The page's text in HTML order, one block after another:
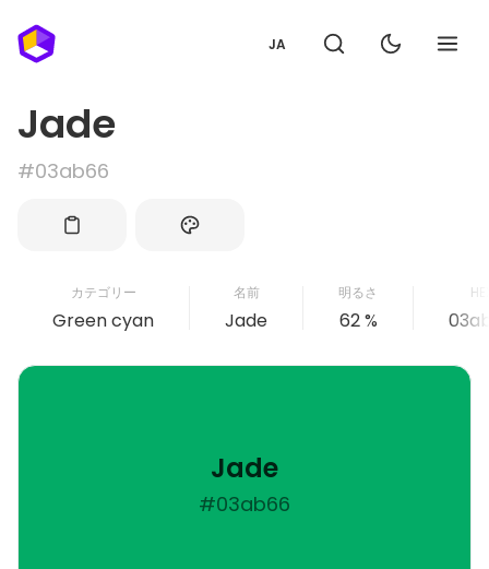
JA
Jade
#03ab66
カテゴリー
Green cyan
名前
Jade
明るさ
62 %
Jade
#03ab66